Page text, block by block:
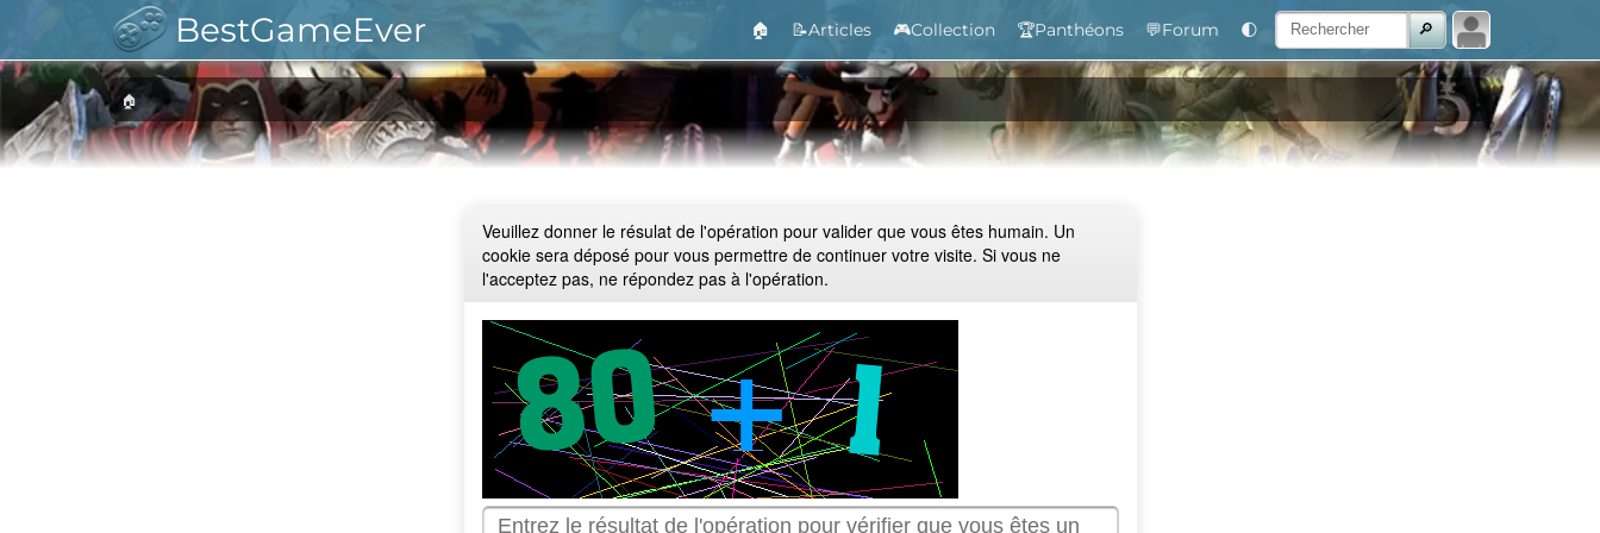
BestGameEver 🏠 📝Articles 🎮Collection 🏆Panthéons 💬Forum 🌓
🏠
Veuillez donner le résulat de l'opération pour valider que vous êtes humain. Un
cookie sera déposé pour vous permettre de continuer votre visite. Si vous ne
l'acceptez pas, ne répondez pas à l'opération.